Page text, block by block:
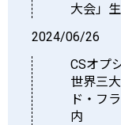
大会」
2024/06/26
CSオプ
世界三
ド・フ
内